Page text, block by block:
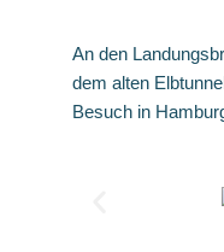
An den
dem alten
Besuch in